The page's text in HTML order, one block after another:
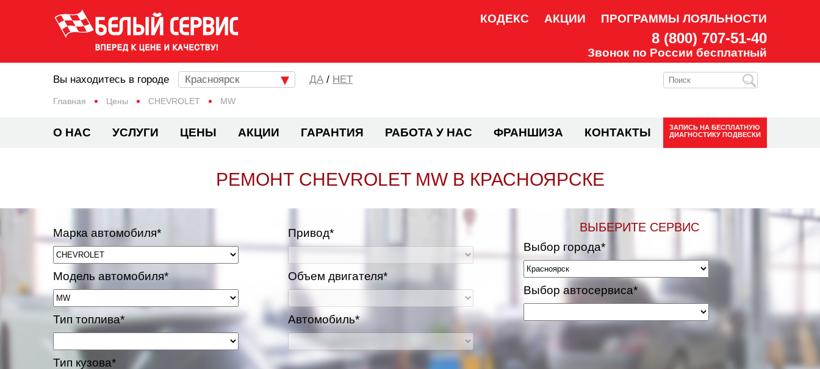
КОДЕКС АКЦИИ ПРОГРАММЫ ЛОЯЛЬНОСТИ
8 (800) 707-51-40
Звонок по России бесплатный
Главная Цены CHEVROLET MW
Вы находитесь в городе Красноярск / НЕТ
О НАС УСЛУГИ ЦЕНЫ АКЦИИ ГАРАНТИЯ РАБОТА У НАС ФРАНШИЗА КОНТАКТЫ ЗАПИСЬ НА БЕСПЛАТНУЮ
ДИАГНОСТИКУ ПОДВЕСКИ
РЕМОНТ CHEVROLET MW В КРАСНОЯРСКЕ
Марка автомобиля*
Модель автомобиля*
Тип топлива*
Тип кузова*
Привод*
Объем двигателя*
Автомобиль*
ВЫБЕРИТЕ СЕРВИС
Выбор города*
Выбор автосервиса*